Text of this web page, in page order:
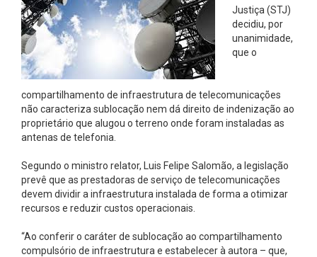
Justiça (STJ)
decidiu, por
unanimidade,
que o
compartilhamento de infraestrutura de telecomunicações
não caracteriza sublocação nem dá direito de indenização ao
proprietário que alugou o terreno onde foram instaladas as
antenas de telefonia.
Segundo o ministro relator, Luis Felipe Salomão, a legislação
prevê que as prestadoras de serviço de telecomunicações
devem dividir a infraestrutura instalada de forma a otimizar
recursos e reduzir custos operacionais.
“Ao conferir o caráter de sublocação ao compartilhamento
compulsório de infraestrutura e estabelecer à autora – que,